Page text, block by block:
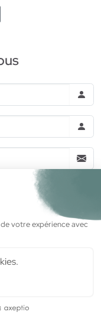
commerciales de la
- 75012 PARIS